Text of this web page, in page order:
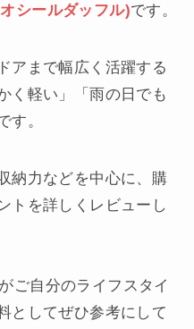
シールダッフル)です。
アまで幅広く活躍する
く軽い」「雨の日でも
す。
納力などを中心に、購
トを詳しくレビューし
ご自分のライフスタイ
としてぜひ参考にして